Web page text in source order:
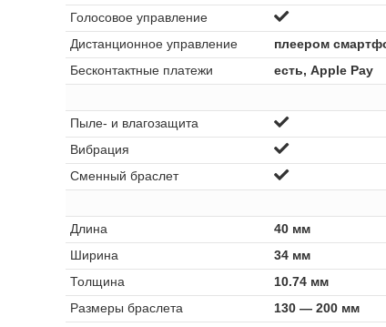
Голосовое управление
Дистанционное управление
плеером
Бесконтактные платежи
есть, Apple Pay
Пыле- и влагозащита
Вибрация
Сменный браслет
Длина
40 мм
Ширина
34 мм
Толщина
10.74 мм
Размеры браслета
130 — 200 мм